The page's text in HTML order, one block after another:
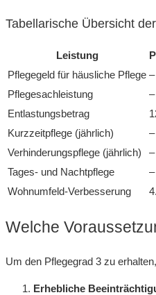
Tabellarische Übersicht
Leistung
Pflegegeld für häusliche Pflege –
Pflegesachleistung
–
Entlastungsbetrag
Kurzzeitpflege (jährlich)
–
Verhinderungspflege (jährlich)
–
Tages- und Nachtpflege
–
Wohnumfeld-Verbesserung
Welche
Um den Pflegegrad 3 zu
Erhebliche